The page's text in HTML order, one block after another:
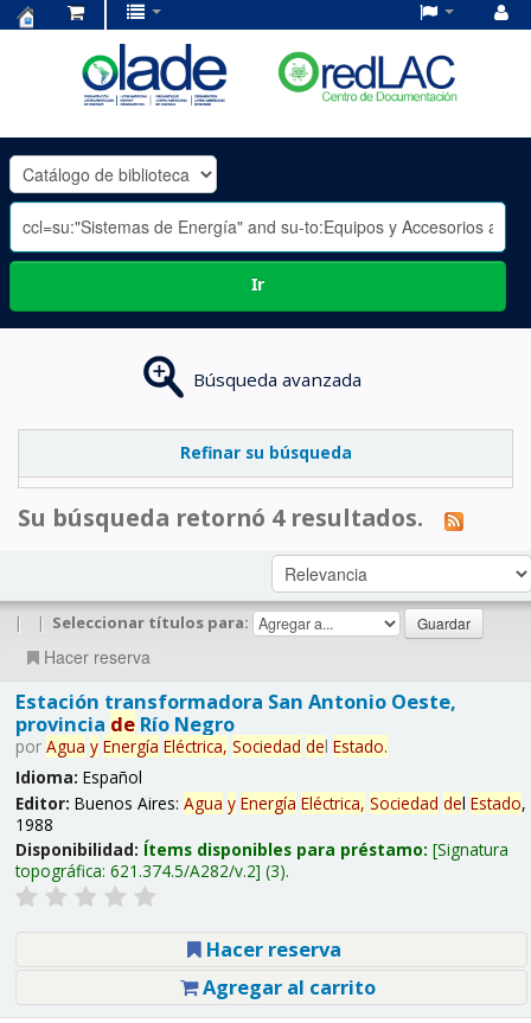
OLADE
-
Ir
Búsqueda avanzada
Refinar su búsqueda
Su búsqueda retornó 4 resultados.
| | Seleccionar títulos para:
Hacer reserva
Estación transformadora San Antonio Oeste,
provincia deRío Negro
por Agua y Energía Eléctrica, Sociedad del Estado.
Idioma: Español
Editor: Buenos Aires: Agua y Energía Eléctrica, Sociedad del Estado,
1988
Disponibilidad: Ítems disponibles para préstamo: Signatura
topográfica: 621.374.5/A282/v.2 (3).
Hacer reserva
Agregar al carrito